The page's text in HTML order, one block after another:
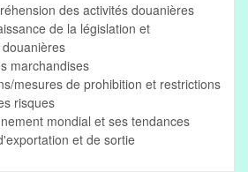
des activités douanières
de la législation et
marchandises
mesures de prohibition et restrictions
risques
mondial et ses tendances
et de sortie